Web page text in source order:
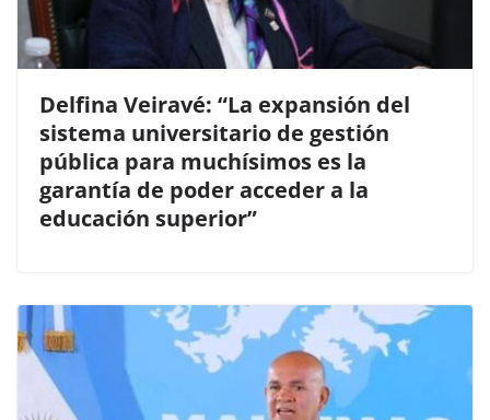
Delfina Veiravé: “La expansión del
sistema universitario de gestión
pública para muchísimos es la
garantía de poder acceder a la
educación superior”